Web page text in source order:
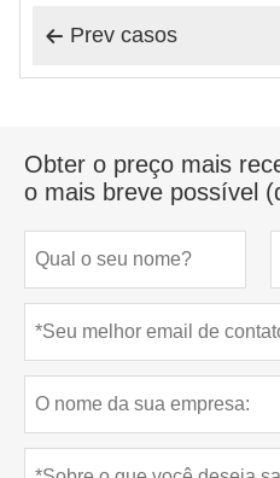
 Prev casos
Obter o preço mais
o mais breve possível